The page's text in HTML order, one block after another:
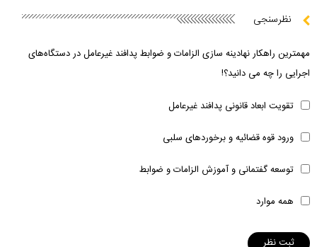
نظرسنجی
مهمترین راهکار نهادینه سازی الزامات و ضوابط پدافند غیرعامل در دستگاه‌های
اجرایی را چه می دانید؟!
تقویت ابعاد قانونی پدافند غیرعامل
ورود قوه قضائیه و برخوردهای سلبی
توسعه گفتمانی و آموزش الزامات و ضوابط
همه موارد